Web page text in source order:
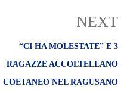
NEXT
“CI HA MOLESTATE” E 3
RAGAZZE ACCOLTELLANO
COETANEO NEL RAGUSANO